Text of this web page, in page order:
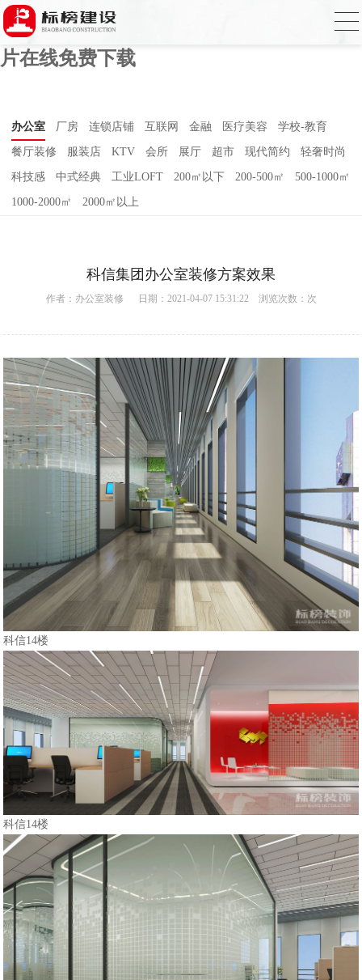
香蕉视频免费在线下载,香蕉视频污版在线
观看,香蕉视频免费下载黄,香蕉视频APP污
片在线免费下载
办公室 厂房 连锁店铺 互联网 金融 医疗美容 学校-教育
餐厅装修 服装店 KTV 会所 展厅 超市 现代简约 轻奢时尚
科技感 中式经典 工业LOFT 200㎡以下 200-500㎡ 500-1000㎡
1000-2000㎡ 2000㎡以上
科信集团办公室装修方案效果
作者： 办公室装修 日期：2021-04-07 15:31:22 浏览次数： 次
科信14楼
科信14楼